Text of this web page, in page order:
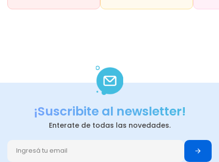
¡Suscribite al newsletter!
Enterate de todas las novedades.